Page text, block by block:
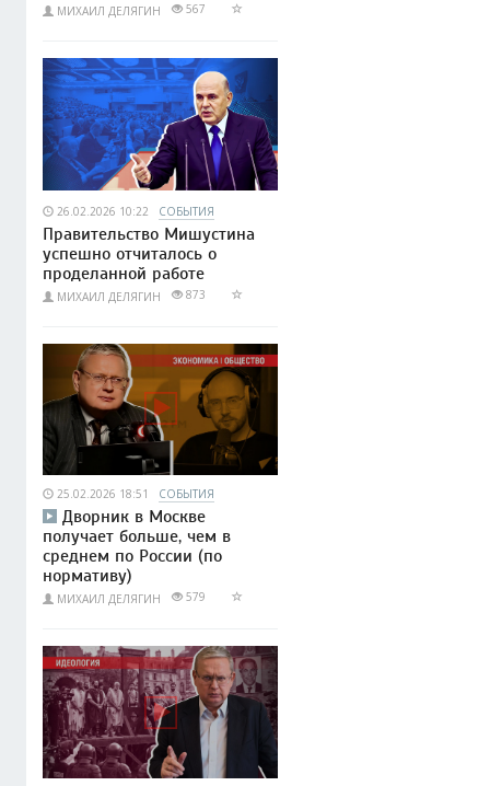
МИХАИЛ ДЕЛЯГИН 567
26.02.2026 10:22 СОБЫТИЯ
Правительство Мишустина
успешно отчиталось о
проделанной работе
МИХАИЛ ДЕЛЯГИН 873
25.02.2026 18:51 СОБЫТИЯ
Дворник в Москве
получает больше, чем в
среднем по России (по
нормативу)
МИХАИЛ ДЕЛЯГИН 579